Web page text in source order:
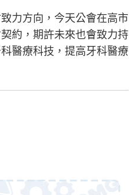
力方向，今天公會在高市
約，期許未來也會致力持
醫療科技，提高牙科醫療